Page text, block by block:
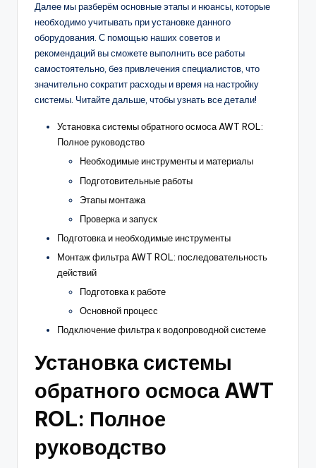
Далее мы разберём основные этапы и нюансы, которые
необходимо учитывать при установке данного
оборудования. С помощью наших советов и
рекомендаций вы сможете выполнить все работы
самостоятельно, без привлечения специалистов, что
значительно сократит расходы и время на настройку
системы. Читайте дальше, чтобы узнать все детали!
Установка системы обратного осмоса AWT ROL:
Полное руководство
Необходимые инструменты и материалы
Подготовительные работы
Этапы монтажа
Проверка и запуск
Подготовка и необходимые инструменты
Монтаж фильтра AWT ROL: последовательность
действий
Подготовка к работе
Основной процесс
Подключение фильтра к водопроводной системе
Установка системы
обратного осмоса AWT
ROL: Полное
руководство